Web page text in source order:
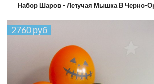
Набор Шаров - Летучая Мышка В Черно-
2760 руб